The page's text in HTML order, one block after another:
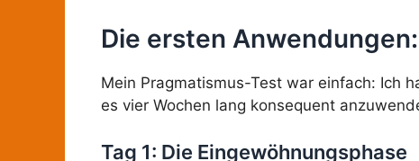
Die ersten
Mein Pragmatismus-Test war einfach: Ich
es vier Wochen lang konsequent
Tag 1: Die Eingewöhnungsphase